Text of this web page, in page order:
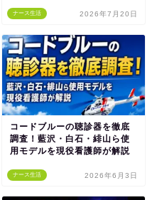
ナース生活 2026年7月20日
ナース生活
コードブルーの聴診器を徹底
調査！藍沢・白石・緋山ら使
用モデルを現役看護師が解説
2026年6月3日